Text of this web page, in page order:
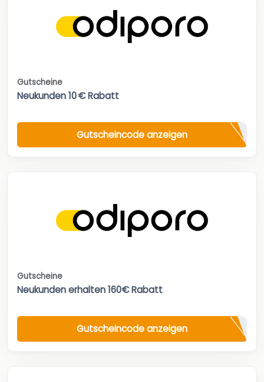
Gutscheine
Neukunden 10 € Rabatt
Gutscheincode anzeigen
Gutscheine
Neukunden erhalten 160€ Rabatt
Gutscheincode anzeigen